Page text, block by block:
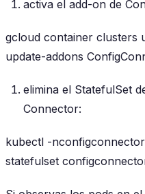
activa el add-on de
gcloud container clusters
update-addons
elimina el StatefulSet
Connector:
kubectl -
statefulset